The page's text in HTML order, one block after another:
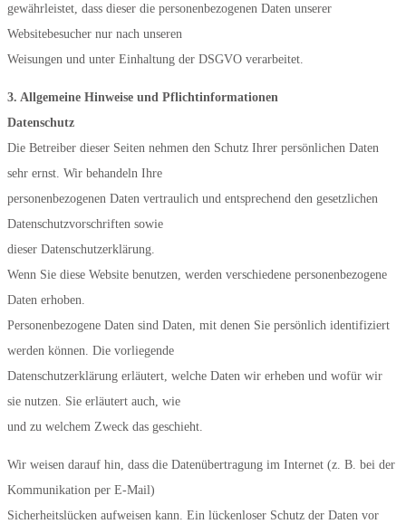
gewährleistet, dass dieser die personenbezogenen Daten unserer
Websitebesucher nur nach unseren
Weisungen und unter Einhaltung der DSGVO verarbeitet.
3. Allgemeine Hinweise und Pflichtinformationen
Datenschutz
Die Betreiber dieser Seiten nehmen den Schutz Ihrer persönlichen Daten
sehr ernst. Wir behandeln Ihre
personenbezogenen Daten vertraulich und entsprechend den gesetzlichen
Datenschutzvorschriften sowie
dieser Datenschutzerklärung.
Wenn Sie diese Website benutzen, werden verschiedene personenbezogene
Daten erhoben.
Personenbezogene Daten sind Daten, mit denen Sie persönlich identifiziert
werden können. Die vorliegende
Datenschutzerklärung erläutert, welche Daten wir erheben und wofür wir
sie nutzen. Sie erläutert auch, wie
und zu welchem Zweck das geschieht.
Wir weisen darauf hin, dass die Datenübertragung im Internet (z. B. bei der
Kommunikation per E-Mail)
Sicherheitslücken aufweisen kann. Ein lückenloser Schutz der Daten vor